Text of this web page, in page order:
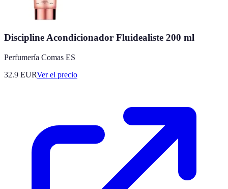
Discipline Acondicionador Fluidealiste 200 ml
Perfumería Comas ES
32.9 EURVer el precio